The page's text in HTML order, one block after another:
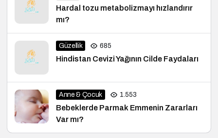
Hardal tozu metabolizmayı hızlandırır
mı?
Güzellik 685
Hindistan Cevizi Yağının Cilde Faydaları
Anne & Çocuk 1.553
Bebeklerde Parmak Emmenin Zararları
Var mı?